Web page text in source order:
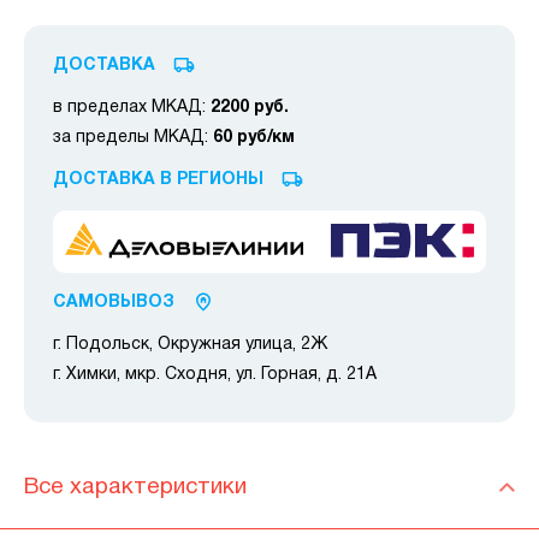
ДОСТАВКА
в пределах МКАД: 2200 руб.
за пределы МКАД: 60 руб/км
ДОСТАВКА В РЕГИОНЫ
САМОВЫВОЗ
г. Подольск, Окружная улица, 2Ж
г. Химки, мкр. Сходня, ул. Горная, д. 21А
Все характеристики